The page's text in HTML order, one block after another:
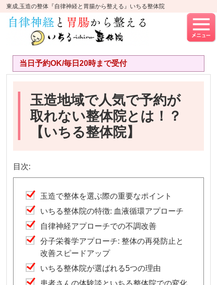
東成,玉造の整体『自律神経と胃腸から整える』いちる整体院
当日予約OK/毎日20時まで受付
玉造地域で人気で予約が
取れない整体院とは！？
【いちる整体院】
目次:
玉造で整体を選ぶ際の重要なポイント
いちる整体院の特徴: 血液循環アプローチ
自律神経アプローチでの不調改善
分子栄養学アプローチ: 整体の再発防止と
改善スピードアップ
いちる整体院が選ばれる5つの理由
患者さんの体験談といちる整体院での変化